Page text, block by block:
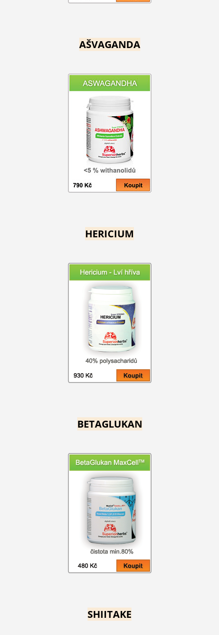
AŠVAGANDA
HERICIUM
BETAGLUKAN
SHIITAKE